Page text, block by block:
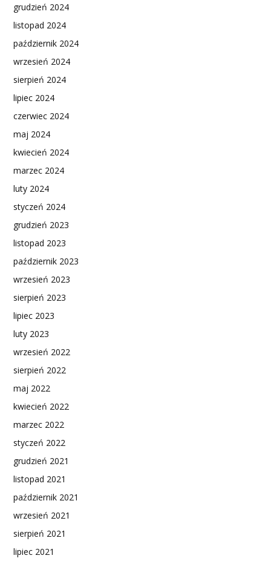
grudzień 2024
listopad 2024
październik 2024
wrzesień 2024
sierpień 2024
lipiec 2024
czerwiec 2024
maj 2024
kwiecień 2024
marzec 2024
luty 2024
styczeń 2024
grudzień 2023
listopad 2023
październik 2023
wrzesień 2023
sierpień 2023
lipiec 2023
luty 2023
wrzesień 2022
sierpień 2022
maj 2022
kwiecień 2022
marzec 2022
styczeń 2022
grudzień 2021
listopad 2021
październik 2021
wrzesień 2021
sierpień 2021
lipiec 2021